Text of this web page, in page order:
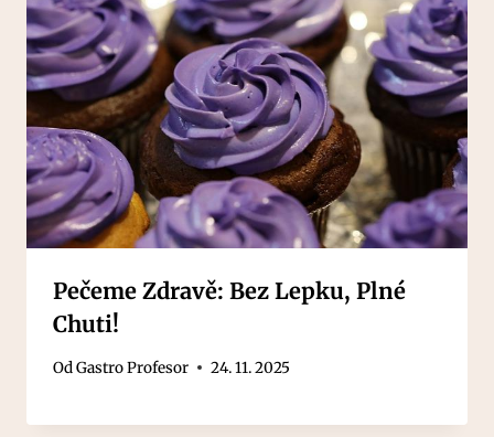
Pečeme Zdravě: Bez Lepku, Plné
Chuti!
OdGastro Profesor 24. 11. 2025